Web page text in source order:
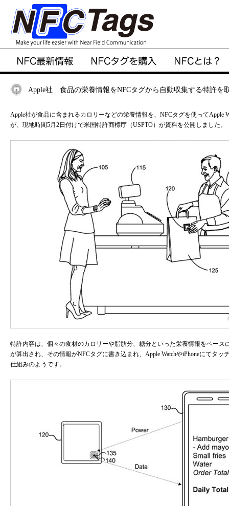
Apple社 食品の栄養情報をNFCタグから自動収集する特許を
Apple社が食品に含まれるカロリーなどの栄養情報を、NFCタグを使ってApple
が、現地時間5月2日付けで米国特許商標庁（USPTO）が資料を公開しました。
特許内容は、個々の食材のカロリーや脂肪分、糖分といった栄養情報をベー
が算出され、その情報がNFCタグに書き込まれ、Apple WatchやiPhoneにてタ
仕組みのようです。